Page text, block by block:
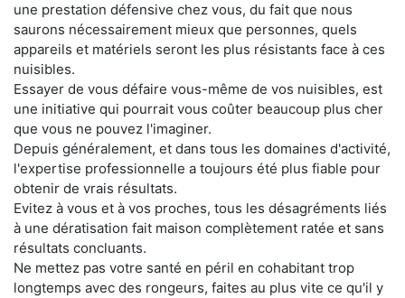
une prestation défensive chez vous, du fait que nous
saurons nécessairement mieux que personnes, quels
appareils et matériels seront les plus résistants face à ces
nuisibles.
Essayer de vous défaire vous-même de vos nuisibles, est
une initiative qui pourrait vous coûter beaucoup plus cher
que vous ne pouvez l'imaginer.
Depuis généralement, et dans tous les domaines d'activité,
l'expertise professionnelle a toujours été plus fiable pour
obtenir de vrais résultats.
Evitez à vous et à vos proches, tous les désagréments liés
à une dératisation fait maison complètement ratée et sans
résultats concluants.
Ne mettez pas votre santé en péril en cohabitant trop
longtemps avec des rongeurs, faites au plus vite ce qu'il y